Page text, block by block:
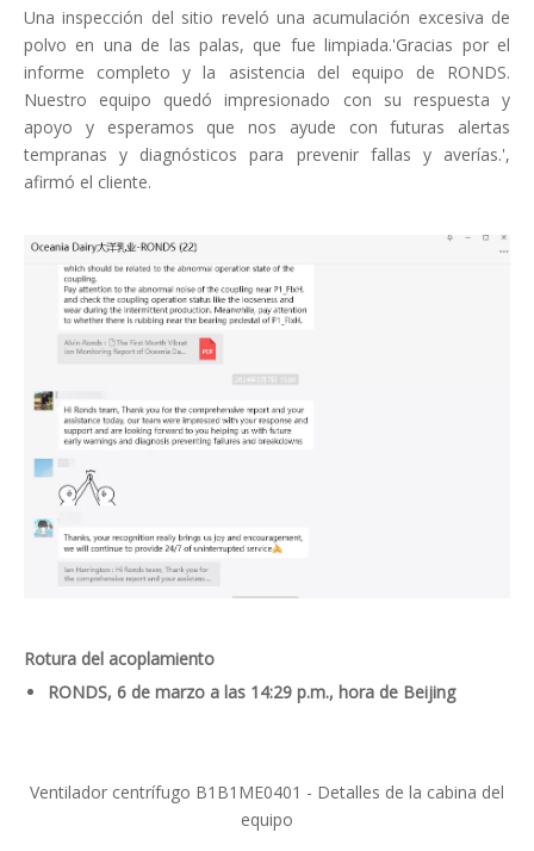
Una inspección del sitio reveló una acumulación excesiva de
polvo en una de las palas, que fue limpiada.'Gracias por el
informe completo y la asistencia del equipo de RONDS.
Nuestro equipo quedó impresionado con su respuesta y
apoyo y esperamos que nos ayude con futuras alertas
tempranas y diagnósticos para prevenir fallas y averías.',
afirmó el cliente.
Rotura del acoplamiento
RONDS, 6 de marzo a las 14:29 p.m., hora de Beijing
Ventilador centrífugo B1B1ME0401 - Detalles de la cabina del
equipo